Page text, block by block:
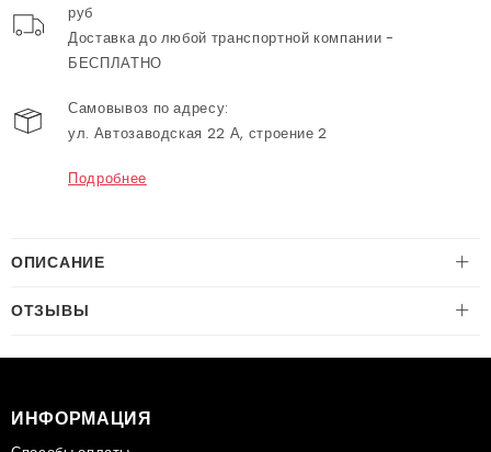
руб
Доставка до любой транспортной компании -
БЕСПЛАТНО
Самовывоз по адресу:
ул. Автозаводская 22 А, строение 2
Подробнее
ОПИСАНИЕ
ОТЗЫВЫ
ИНФОРМАЦИЯ